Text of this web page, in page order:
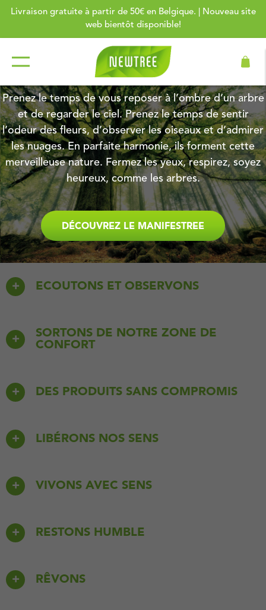
Livraison gratuite à partir de 50€ en Belgique. | Nouveau site
web bientôt disponible!
SAVOUREZ LA VIE
Prenez le temps de vous reposer à l’ombre d’un arbre
et de regarder le ciel. Prenez le temps de sentir
l’odeur des fleurs, d’observer les oiseaux et d’admirer
les nuages. En parfaite harmonie, ils forment cette
merveilleuse nature. Fermez les yeux, respirez, soyez
heureux, comme les arbres.
DÉCOUVREZ LE MANIFESTREE
ECOUTONS ET OBSERVONS
SORTONS DE NOTRE ZONE DE
CONFORT
DES PRODUITS SANS COMPROMIS
LIBÉRONS NOS SENS
VIVONS AVEC SENS
RESTONS HUMBLE
RÊVONS